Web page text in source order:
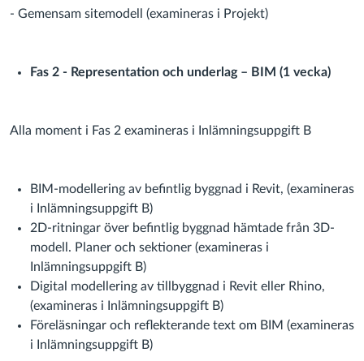
- Gemensam sitemodell (examineras i Projekt)
Fas 2 - Representation och underlag – BIM (1 vecka)
Alla moment i Fas 2 examineras i Inlämningsuppgift B
BIM-modellering av befintlig byggnad i Revit, (examineras
i Inlämningsuppgift B)
2D-ritningar över befintlig byggnad hämtade från 3D-
modell. Planer och sektioner (examineras i
Inlämningsuppgift B)
Digital modellering av tillbyggnad i Revit eller Rhino,
(examineras i Inlämningsuppgift B)
Föreläsningar och reflekterande text om BIM (examineras
i Inlämningsuppgift B)